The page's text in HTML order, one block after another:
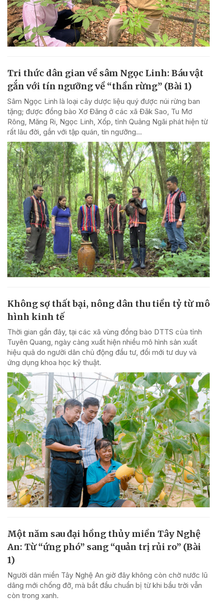
Tri thức dân gian về sâm Ngọc Linh: Báu vật
gắn với tín ngưỡng về “thần rừng” (Bài 1)
Sâm Ngọc Linh là loại cây dược liệu quý được núi rừng ban
tặng; được đồng bào Xơ Đăng ở các xã Đăk Sao, Tu Mơ
Rông, Măng Ri, Ngọc Linh, Xốp, tỉnh Quảng Ngãi phát hiện từ
rất lâu đời, gắn với tập quán, tín ngưỡng...
Không sợ thất bại, nông dân thu tiền tỷ từ mô
hình kinh tế
Thời gian gần đây, tại các xã vùng đồng bào DTTS của tỉnh
Tuyên Quang, ngày càng xuất hiện nhiều mô hình sản xuất
hiệu quả do người dân chủ động đầu tư, đổi mới tư duy và
ứng dụng khoa học kỹ thuật.
Một năm sau đại hồng thủy miền Tây Nghệ
An: Từ “ứng phó” sang “quản trị rủi ro” (Bài
1)
Người dân miền Tây Nghệ An giờ đây không còn chờ nước lũ
dâng mới chống đỡ, mà bắt đầu chuẩn bị từ khi bầu trời vẫn
còn trong xanh.